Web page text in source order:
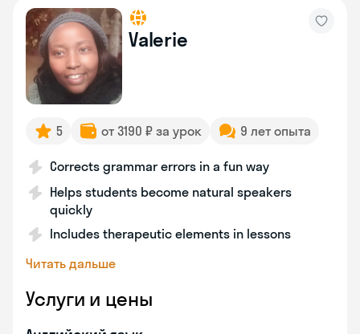
Valerie
5 от 3190 ₽ за урок 9 лет опыта
Corrects grammar errors in a fun way
Helps students become natural speakers
quickly
Includes therapeutic elements in lessons
Читать дальше
Услуги и цены